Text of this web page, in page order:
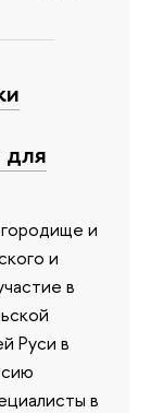
и
и
в
Руси в
в